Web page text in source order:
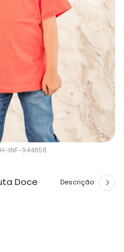
INF-944858
Doce Descrição